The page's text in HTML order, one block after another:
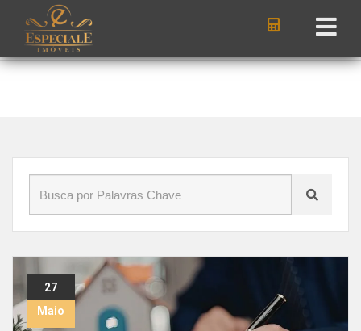
Início» Blog »o que perguntar antes de assinar contrato de
aluguel
27
Maio